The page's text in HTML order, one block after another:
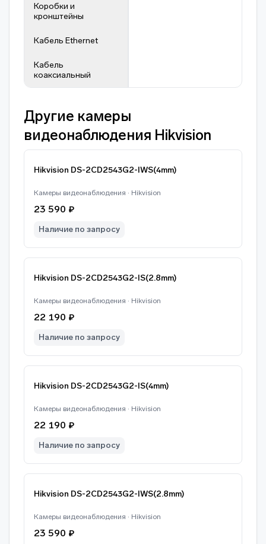
Коробки и
кронштейны
Кабель Ethernet
Кабель
коаксиальный
Другие камеры
видеонаблюдения Hikvision
Hikvision DS-2CD2543G2-IWS(4mm)
Камеры видеонаблюдения · Hikvision
23 590 ₽
Наличие по запросу
Hikvision DS-2CD2543G2-IS(2.8mm)
Камеры видеонаблюдения · Hikvision
22 190 ₽
Наличие по запросу
Hikvision DS-2CD2543G2-IS(4mm)
Камеры видеонаблюдения · Hikvision
22 190 ₽
Наличие по запросу
Hikvision DS-2CD2543G2-IWS(2.8mm)
Камеры видеонаблюдения · Hikvision
23 590 ₽